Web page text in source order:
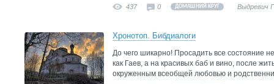
437 0 ДОМАШНИЙ КРУГ Выдревич
Хронотоп. Бибдиалоги
До чего шикарно! Просадить все состояние
как Гаев, а на красивых баб и вино, после
окруженным всеобщей любовью и